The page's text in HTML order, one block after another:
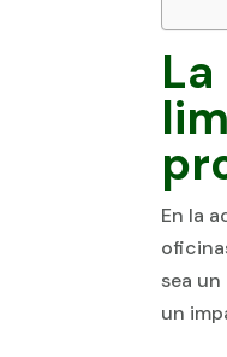
En la
sea
un